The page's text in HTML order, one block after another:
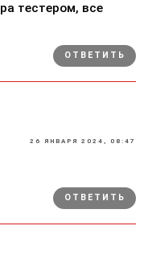
тестером, все
ОТВЕТИТЬ
26 ЯНВАРЯ 2024, 08:47
ОТВЕТИТЬ